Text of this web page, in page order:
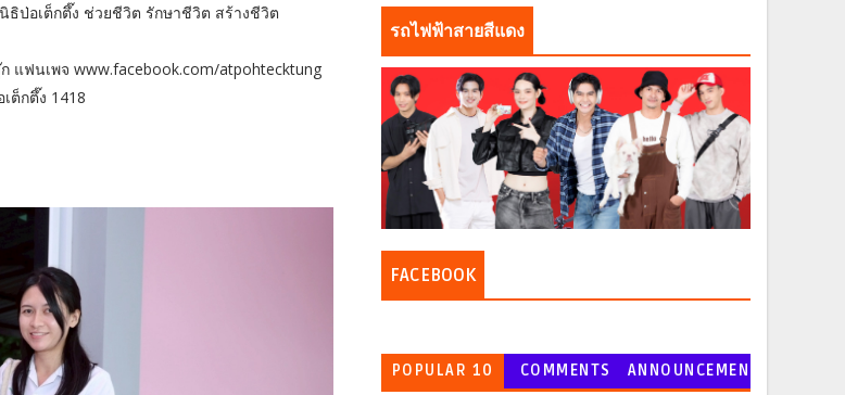
ป่อเต็กตึ๊ง ช่วยชีวิต รักษาชีวิต สร้างชีวิต
แฟนเพจ www.facebook.com/atpohtecktung
ต็กตึ๊ง 1418
รถไฟฟ้าสายสีแดง
FACEBOOK
POPULAR 10 COMMENTS
ANNOUNCEMEN